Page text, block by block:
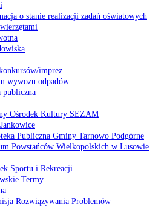
o stanie realizacji zadań oświatowych
imprez
wywozu odpadów
publiczna
Ośrodek Kultury SEZAM
Publiczna Gminy Tarnowo Podgórne
Powstańców Wielkopolskich w Lusowie
Sportu i Rekreacji
Termy
Rozwiązywania Problemów